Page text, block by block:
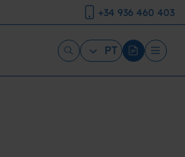
+34 936 460 403
PT